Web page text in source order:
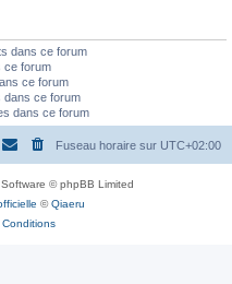
dans ce forum
ce forum
ce forum
dans ce forum
dans ce forum
Fuseau horaire sur UTC+02:00
© phpBB Limited
©Qiaeru
Conditions